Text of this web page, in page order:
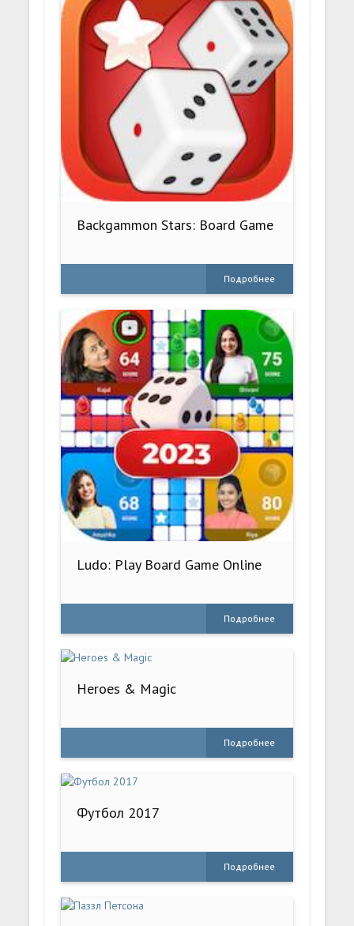
Backgammon Stars: Board Game
Подробнее
Ludo: Play Board Game Online
Подробнее
Heroes & Magic
Подробнее
Футбол 2017
Подробнее